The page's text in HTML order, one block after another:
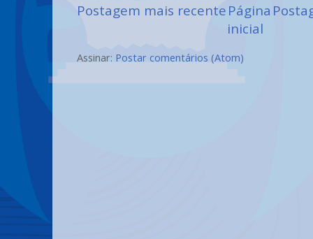
Postagem mais recentePágina
inicial
Assinar: Postar comentários (Atom)